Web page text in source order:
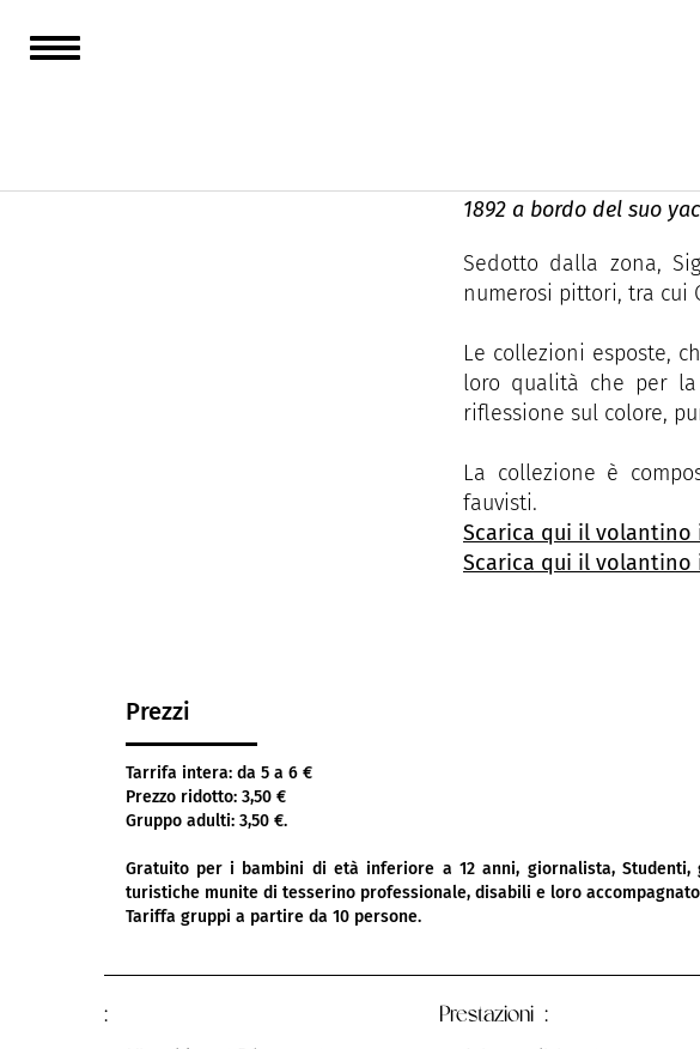
1892 a bordo del suo
Sedotto dalla zona,
numerosi pittori, tra cui
Le collezioni esposte,
loro qualità che per
riflessione sul colore,
La collezione è
fauvisti.
Scarica qui il volantino
Scarica qui il
Prezzi
Tarrifa intera: da 5 a 6 €
Prezzo ridotto: 3,50 €
Gruppo adulti: 3,50 €.
Gratuito per i bambini di età inferiore a 12 anni, giornalista, Studenti,
turistiche munite di tesserino professionale, disabili e loro
Tariffa gruppi a partire da 10 persone.
: Prestazioni :